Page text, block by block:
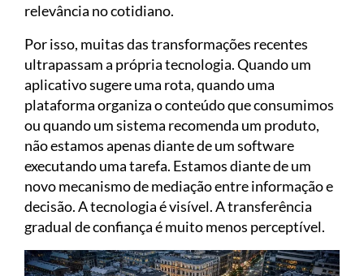
relevância no cotidiano.
Por isso, muitas das transformações recentes
ultrapassam a própria tecnologia. Quando um
aplicativo sugere uma rota, quando uma
plataforma organiza o conteúdo que consumimos
ou quando um sistema recomenda um produto,
não estamos apenas diante de um software
executando uma tarefa. Estamos diante de um
novo mecanismo de mediação entre informação e
decisão. A tecnologia é visível. A transferência
gradual de confiança é muito menos perceptível.